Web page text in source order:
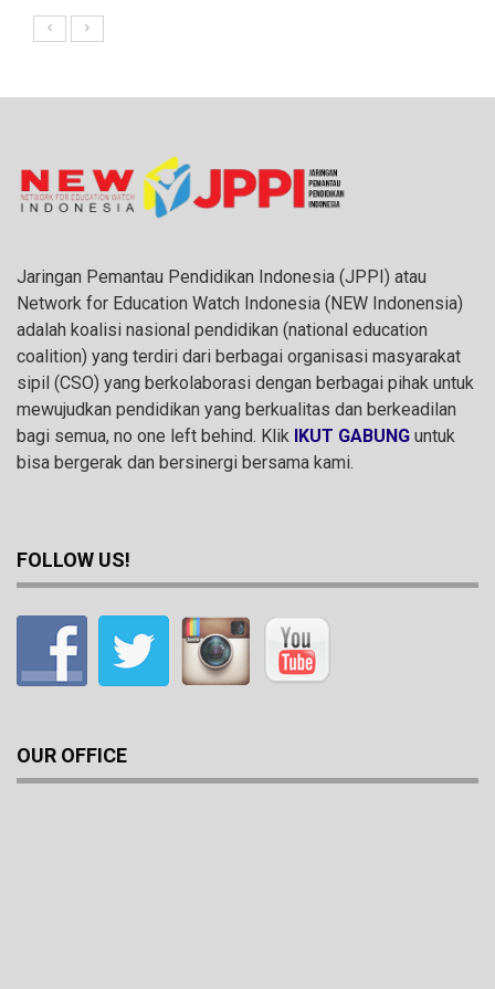
Jaringan Pemantau Pendidikan Indonesia (JPPI) atau
Network for Education Watch Indonesia (NEW Indonensia)
adalah koalisi nasional pendidikan (national education
coalition) yang terdiri dari berbagai organisasi masyarakat
sipil (CSO) yang berkolaborasi dengan berbagai pihak untuk
mewujudkan pendidikan yang berkualitas dan berkeadilan
bagi semua, no one left behind. Klik IKUT GABUNG untuk
bisa bergerak dan bersinergi bersama kami.
FOLLOW US!
OUR OFFICE